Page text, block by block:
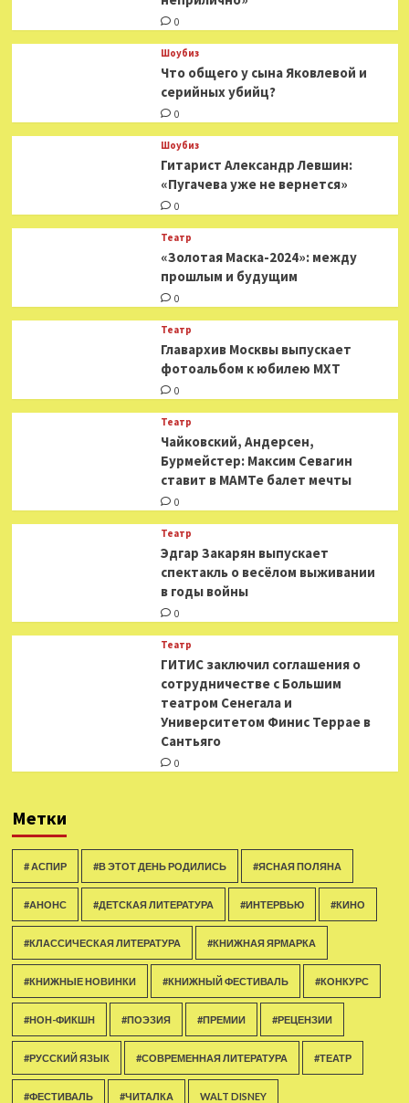
0
Шоубиз
Что общего у сына Яковлевой и
серийных убийц?
0
Шоубиз
Гитарист Александр Левшин:
«Пугачева уже не вернется»
0
Театр
«Золотая Маска-2024»: между
прошлым и будущим
0
Театр
​​Главархив Москвы выпускает
фотоальбом к юбилею МХТ
0
Театр
​​Чайковский, Андерсен,
Бурмейстер: Максим Севагин
ставит в МАМТе балет мечты
0
Театр
Эдгар Закарян выпускает
спектакль о весёлом выживании
в годы войны
0
Театр
ГИТИС заключил соглашения о
сотрудничестве с Большим
театром Сенегала и
Университетом Финис Террае в
Сантьяго
0
Метки
# АСПИР #В ЭТОТ ДЕНЬ РОДИЛИСЬ #ЯСНАЯ ПОЛЯНА
#АНОНС #ДЕТСКАЯ ЛИТЕРАТУРА #ИНТЕРВЬЮ #КИНО
#КЛАССИЧЕСКАЯ ЛИТЕРАТУРА #КНИЖНАЯ ЯРМАРКА
#КНИЖНЫЕ НОВИНКИ #КНИЖНЫЙ ФЕСТИВАЛЬ #КОНКУРС
#НОН-ФИКШН #ПОЭЗИЯ #ПРЕМИИ #РЕЦЕНЗИИ
#РУССКИЙ ЯЗЫК #СОВРЕМЕННАЯ ЛИТЕРАТУРА #ТЕАТР
#ФЕСТИВАЛЬ #ЧИТАЛКА WALT DISNEY